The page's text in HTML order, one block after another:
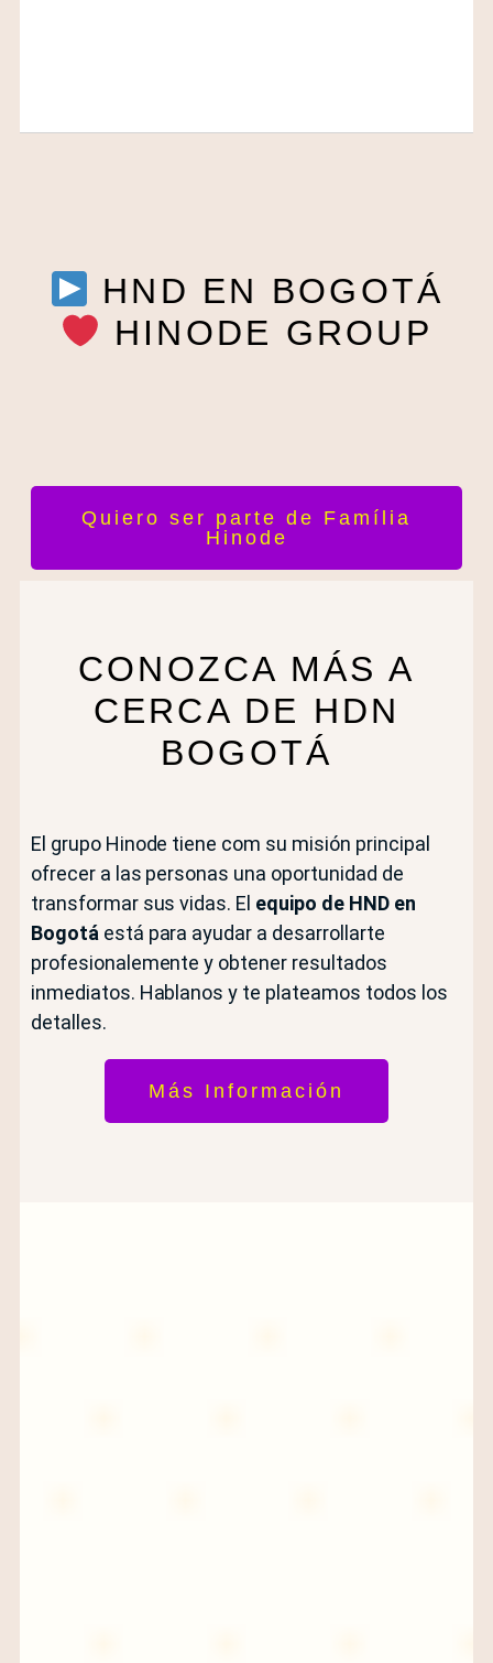
HND EN BOGOTÁ
HINODE GROUP
Quiero ser parte de Família
Hinode
CONOZCA MÁS A
CERCA DE HDN
BOGOTÁ
El grupo Hinode tiene com su misión principal
ofrecer a las personas una oportunidad de
transformar sus vidas. El equipo de HND en
Bogotáestá para ayudar a desarrollarte
profesionalemente y obtener resultados
inmediatos. Hablanos y te plateamos todos los
detalles.
Más Información